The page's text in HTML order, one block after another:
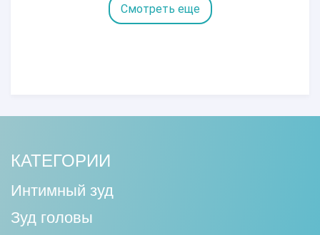
Смотреть еще
КАТЕГОРИИ
Интимный зуд
Зуд головы